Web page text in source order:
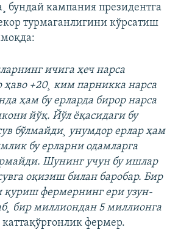
бундай кампания президентга
турмаганлигини кўрсатиш
ичига ҳеч нарса
+20¸ ким парникка нарса
ҳам бу ерларда бирор нарса
йўқ. Йўл ëқасидаги бу
бўлмайди¸ унумдор ерлар ҳам
бу ерларни одамларга
Шунинг учун бу ишлар
оқизиш билан баробар. Бир
қуриш фермернинг ери узун-
бир миллиондан 5 миллионга
каттақўрғонлик фермер.